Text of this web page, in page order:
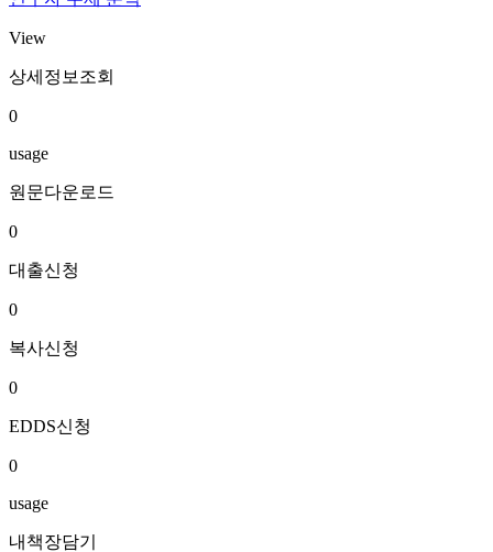
View
상세정보조회
0
usage
원문다운로드
0
대출신청
0
복사신청
0
EDDS신청
0
usage
내책장담기